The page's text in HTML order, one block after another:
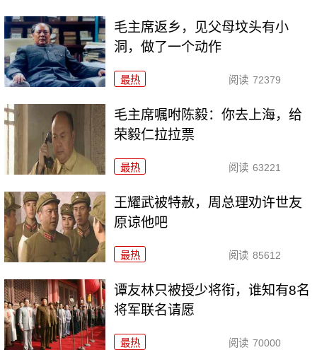
毛主席返乡，见父母坟头有小
洞，做了一个动作
最热 阅读 72379
毛主席嘱咐陈毅：你去上海，给
荣毅仁拉拉票
最热 阅读 63221
王耀武被特赦，周总理劝许世友
原谅他吧
最热 阅读 85612
谭友林只被授少将衔，谁知有8名
将军联名请愿
最热 阅读 70000